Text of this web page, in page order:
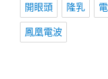
開眼頭 隆乳
鳳凰電波